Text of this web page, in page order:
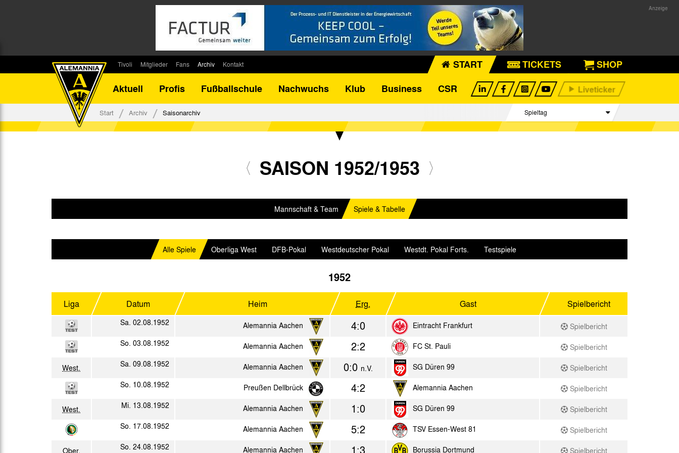
Tivoli
Stadionsprecher
Stadiongaststätte Klömpchensklub
Verbotene Symbolik am Tivoli
Mitglieder
Kontakt
Fans
Fanbeirat
Fan-Klubs
Archiv
Bilanz DFB-Pokal
Kontakt START TICKETS
SHOP
Aktuell
Profis Fußballschule Nachwuchs Klub Business CSR
Start Archiv Saisonarchiv
Spieltag
Begegnungen
SAISON 1952/1953
Mannschaft & Team Spiele & Tabelle
Alle Spiele Oberliga West DFB-Pokal Westdeutscher Pokal Westdt. Pokal Forts. Testspiele
1952
Liga Datum Heim Erg. Gast Spielbericht
Sa. 02.08.1952 Alemannia Aachen 4:0 Eintracht Frankfurt
Spielbericht
So. 03.08.1952
Alemannia Aachen 2:2 FC St. Pauli Spielbericht
West. Sa. 09.08.1952 Alemannia Aachen 0:0 n.V. SG Düren 99
Spielbericht
So. 10.08.1952
Preußen Dellbrück 4:2 Alemannia Aachen Spielbericht
West. Mi. 13.08.1952 Alemannia Aachen 1:0 SG Düren 99
Spielbericht
So. 17.08.1952
Alemannia Aachen 5:2 TSV Essen-West 81 Spielbericht
Ober. So. 24.08.1952 Alemannia Aachen 1:3 Borussia Dortmund Spielbericht